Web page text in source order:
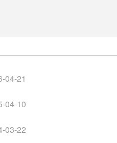
04-21
04-10
03-22